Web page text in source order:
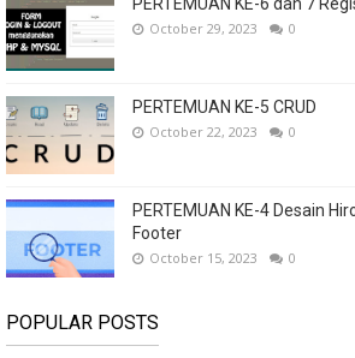
October 29, 2023 0
PERTEMUAN KE-5 CRUD
October 22, 2023 0
PERTEMUAN KE-4 Desain
Footer
October 15, 2023 0
POPULAR POSTS